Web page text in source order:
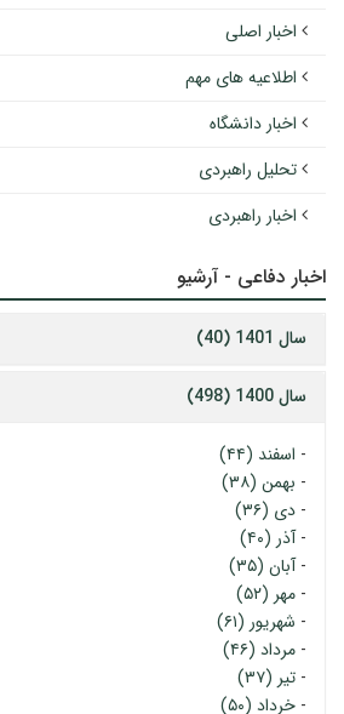
اخبار اصلی
اطلاعیه های مهم
اخبار دانشگاه
تحلیل راهبردی
اخبار راهبردی
اخبار دفاعی - آرشیو
سال 1401 (40)
سال 1400 (498)
- اسفند (۴۴)
- بهمن (۳۸)
- دی (۳۶)
-آذر (۴۰)
-آبان (۳۵)
- مهر (۵۲)
- شهریور (۶۱)
- مرداد (۴۶)
- تیر (۳۷)
- خرداد (۵۰)